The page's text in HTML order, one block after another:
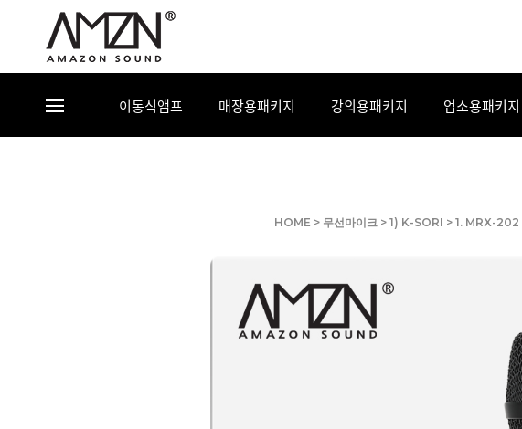
이동식앰프 매장용패키지 강의용패키지 업소용패키지
HOME > 무선마이크 > 1) K-SORI > 1. MRX-202